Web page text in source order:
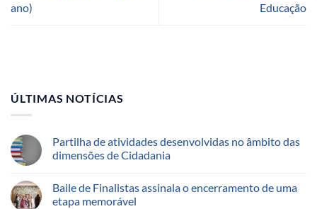
ano)
Educação
ÚLTIMAS NOTÍCIAS
Partilha de atividades desenvolvidas no âmbito das
dimensões de Cidadania
Baile de Finalistas assinala o encerramento de uma
etapa memorável